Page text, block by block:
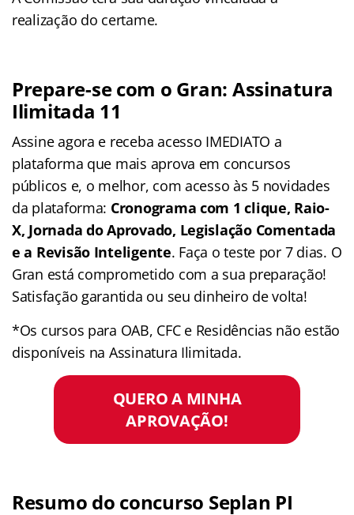
realização do certame.
Prepare-se com o Gran: Assinatura
Ilimitada 11
Assine agora e receba acesso IMEDIATO a
plataforma que mais aprova em concursos
públicos e, o melhor, com acesso às 5 novidades
da plataforma: Cronograma com 1 clique, Raio-
X, Jornada do Aprovado, Legislação Comentada
e a Revisão Inteligente. Faça o teste por 7 dias. O
Gran está comprometido com a sua preparação!
Satisfação garantida ou seu dinheiro de volta!
*Os cursos para OAB, CFC e Residências não estão
disponíveis na Assinatura Ilimitada.
QUERO A MINHA
APROVAÇÃO!
Resumo do concurso Seplan PI